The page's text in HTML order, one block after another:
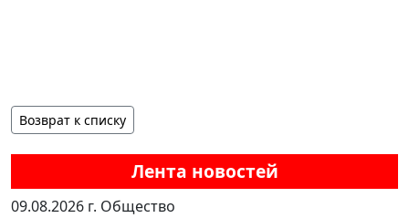
Лента новостей
09.08.2026 г. Общество
Возврат к списку